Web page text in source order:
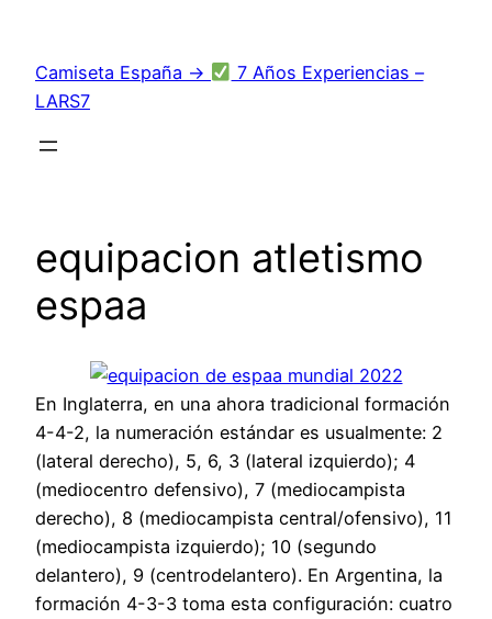
contenido
Camiseta España →
7 Años Experiencias –
LARS7
equipacion atletismo
espaa
En Inglaterra, en una ahora tradicional formación
4-4-2, la numeración estándar es usualmente: 2
(lateral derecho), 5, 6, 3 (lateral izquierdo); 4
(mediocentro defensivo), 7 (mediocampista
derecho), 8 (mediocampista central/ofensivo), 11
(mediocampista izquierdo); 10 (segundo
delantero), 9 (centrodelantero). En Argentina, la
formación 4-3-3 toma esta configuración: cuatro